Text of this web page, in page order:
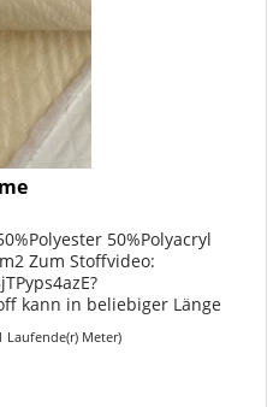
50%Polyacryl
Zum Stoffvideo:
kann in beliebiger Länge
Laufende(r) Meter)